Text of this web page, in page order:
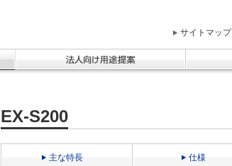
サイトマップ
EX-S200
主な特長 仕様